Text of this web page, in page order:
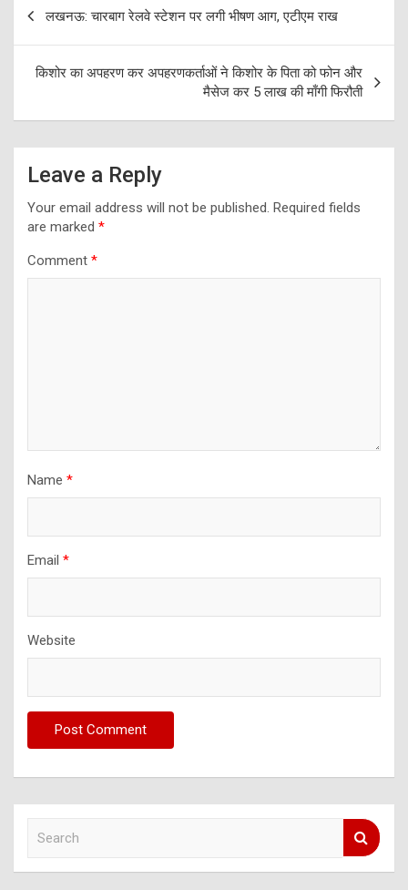
लखनऊ: चारबाग रेलवे स्टेशन पर लगी भीषण आग, एटीएम राख
किशोर का अपहरण कर अपहरणकर्ताओं ने किशोर के पिता को फोन और
मैसेज कर 5 लाख की माँगी फिरौती
Leave a Reply
Your email address will not be published. Required fields
are marked *
Comment *
Name *
Email *
Website